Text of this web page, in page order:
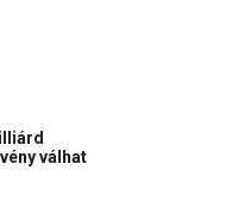
válhat